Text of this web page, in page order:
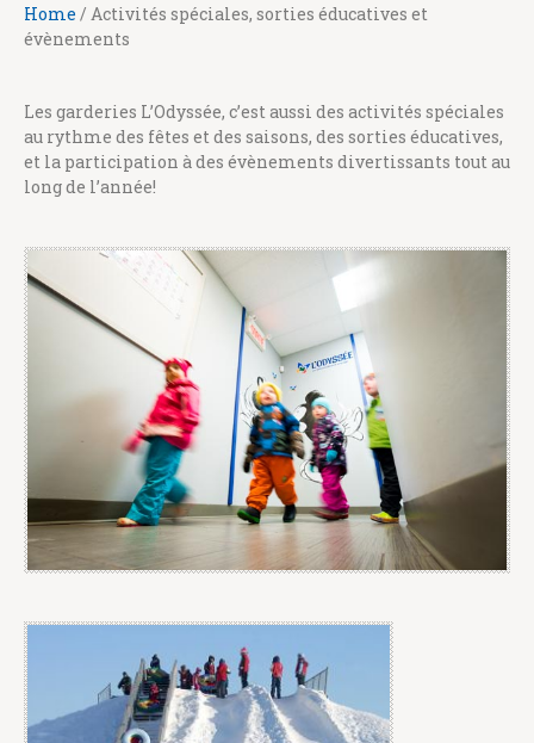
Home / Activités spéciales, sorties éducatives et
évènements
Les garderies L’Odyssée, c’est aussi des activités spéciales
au rythme des fêtes et des saisons, des sorties éducatives,
et la participation à des évènements divertissants tout au
long de l’année!